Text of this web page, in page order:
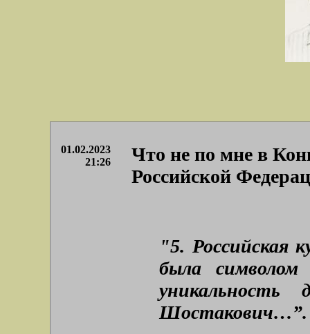
01.02.2023
21:26
Что не по мне в
Российской
"5. Российская
была
Шостакович…”.